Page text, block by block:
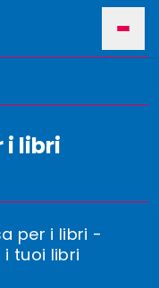
i libri
per i libri -
tuoi libri